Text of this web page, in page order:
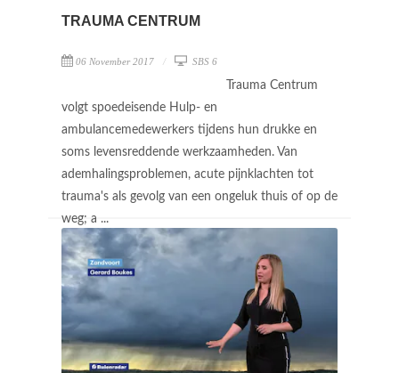
TRAUMA CENTRUM
06 November 2017 SBS 6
Trauma Centrum
volgt spoedeisende Hulp- en
ambulancemedewerkers tijdens hun drukke en
soms levensreddende werkzaamheden. Van
ademhalingsproblemen, acute pijnklachten tot
trauma's als gevolg van een ongeluk thuis of op de
weg; a ...